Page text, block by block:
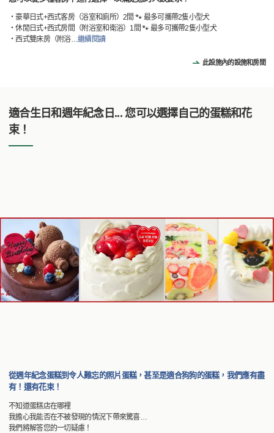
・豪華日式+西式客房（浴室和廁所）2間 🐾 最多可攜帶2隻小型犬
・休閒日式+西式房間（附浴室和衛浴）1間 🐾 最多可攜帶2隻小型犬
・西式雙床房（附浴…繼續閱讀
此設施內的設施和房間
適合生日和週年紀念日... 您可以選擇自己的蛋糕和花
束！
從週年紀念蛋糕到令人難忘的照片蛋糕，甚至是適合狗狗的蛋糕，我們應有盡
有！還有花束！
不知道蛋糕店在哪裡
我擔心我能否在不被發現的情況下帶來驚喜…
我們將解答您的一切疑慮！